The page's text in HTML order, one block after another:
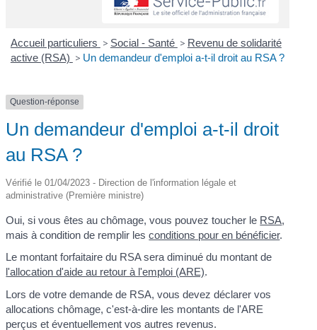
Accueil particuliers > Social - Santé > Revenu de solidarité
active (RSA) > Un demandeur d'emploi a-t-il droit au RSA ?
Question-réponse
Un demandeur d'emploi a-t-il droit
au RSA ?
Vérifié le 01/04/2023 - Direction de l'information légale et
administrative (Première ministre)
Oui, si vous êtes au chômage, vous pouvez toucher le RSA,
mais à condition de remplir lesconditions pour en bénéficier.
Le montant forfaitaire du RSA sera diminué du montant de
l'allocation d'aide au retour à l'emploi (ARE).
Lors de votre demande de RSA, vous devez déclarer vos
allocations chômage, c'est-à-dire les montants de l'ARE
perçus et éventuellement vos autres revenus.